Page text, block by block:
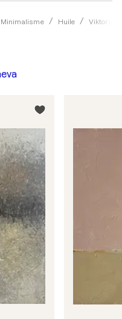
Minimalisme Huile Viktoria